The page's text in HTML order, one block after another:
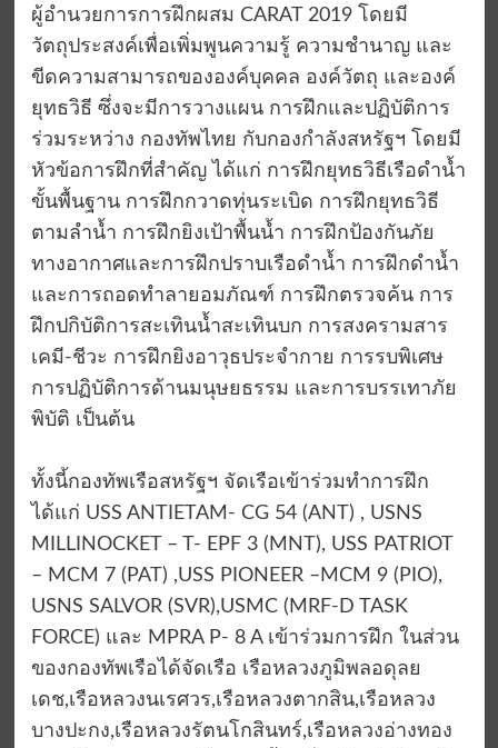
ผู้อำนวยการการฝึกผสม CARAT 2019 โดยมี
วัตถุประสงค์เพื่อเพิ่มพูนความรู้ ความชำนาญ และ
ขีดความสามารถขององค์บุคคล องค์วัตถุ และองค์
ยุทธวิธี ซึ่งจะมีการวางแผน การฝึกและปฏิบัติการ
ร่วมระหว่าง กองทัพไทย กับกองกำลังสหรัฐฯ โดยมี
หัวข้อการฝึกที่สำคัญ ได้แก่ การฝึกยุทธวิธีเรือดำน้ำ
ขั้นพื้นฐาน การฝึกกวาดทุ่นระเบิด การฝึกยุทธวิธี
ตามลำน้ำ การฝึกยิงเป้าพื้นน้ำ การฝึกป้องกันภัย
ทางอากาศและการฝึกปราบเรือดำน้ำ การฝึกดำน้ำ
และการถอดทำลายอมภัณฑ์ การฝึกตรวจค้น การ
ฝึกปกิบัติการสะเทินน้ำสะเทินบก การสงครามสาร
เคมี-ชีวะ การฝึกยิงอาวุธประจำกาย การรบพิเศษ
การปฏิบัติการด้านมนุษยธรรม และการบรรเทาภัย
พิบัติ เป็นต้น
ทั้งนี้กองทัพเรือสหรัฐฯ จัดเรือเข้าร่วมทำการฝึก
ได้แก่ USS ANTIETAM- CG 54 (ANT) , USNS
MILLINOCKET – T- EPF 3 (MNT), USS PATRIOT
– MCM 7 (PAT) ,USS PIONEER –MCM 9 (PIO),
USNS SALVOR (SVR),USMC (MRF-D TASK
FORCE) และ MPRA P- 8 A เข้าร่วมการฝึก ในส่วน
ของกองทัพเรือได้จัดเรือ เรือหลวงภูมิพลอดุลย
เดช,เรือหลวงนเรศวร,เรือหลวงตากสิน,เรือหลวง
บางปะกง,เรือหลวงรัตนโกสินทร์,เรือหลวงอ่างทอง